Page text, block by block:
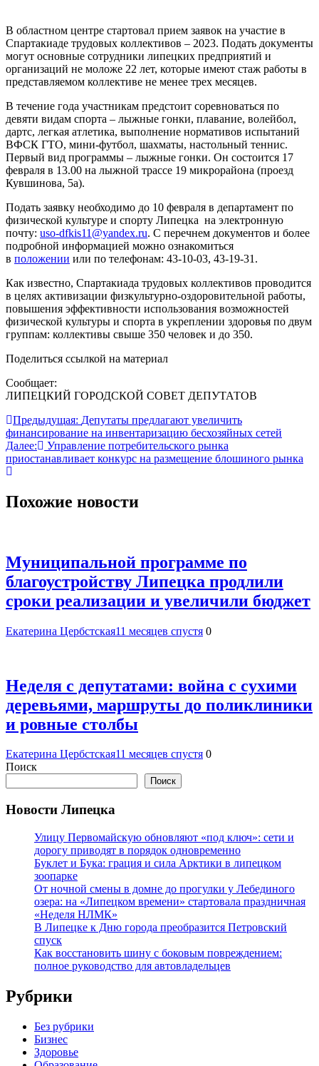
В областном центре стартовал прием заявок на участие в
Спартакиаде трудовых коллективов – 2023. Подать документы
могут основные сотрудники липецких предприятий и
организаций не моложе 22 лет, которые имеют стаж работы в
представляемом коллективе не менее трех месяцев.
В течение года участникам предстоит соревноваться по
девяти видам спорта – лыжные гонки, плавание, волейбол,
дартс, легкая атлетика, выполнение нормативов испытаний
ВФСК ГТО, мини-футбол, шахматы, настольный теннис.
Первый вид программы – лыжные гонки. Он состоится 17
февраля в 13.00 на лыжной трассе 19 микрорайона (проезд
Кувшинова, 5а).
Подать заявку необходимо до 10 февраля в департамент по
физической культуре и спорту Липецка на электронную
почту: uso-dfkis11@yandex.ru. С перечнем документов и более
подробной информацией можно ознакомиться
в положении или по телефонам: 43-10-03, 43-19-31.
Как известно, Спартакиада трудовых коллективов проводится
в целях активизации физкультурно-оздоровительной работы,
повышения эффективности использования возможностей
физической культуры и спорта в укреплении здоровья по двум
группам: коллективы свыше 350 человек и до 350.
Поделиться ссылкой на материал
Сообщает:
ЛИПЕЦКИЙ ГОРОДСКОЙ СОВЕТ ДЕПУТАТОВ
Навигация
по
записям
Предыдущая: Депутаты предлагают увеличить
финансирование на инвентаризацию бесхозяйных сетей
Далее:
Управление потребительского рынка
приостанавливает конкурс на размещение блошиного рынка
Похожие новости
Муниципальной программе по
благоустройству Липецка продлили
сроки реализации и увеличили бюджет
Екатерина Цербстская11 месяцев спустя 0
Неделя с депутатами: война с сухими
деревьями, маршруты до поликлиники
и ровные столбы
Екатерина Цербстская11 месяцев спустя 0
Поиск
Поиск
Новости Липецка
Улицу Первомайскую обновляют «под ключ»: сети и
дорогу приводят в порядок одновременно
Буклет и Бука: грация и сила Арктики в липецком
зоопарке
От ночной смены в домне до прогулки у Лебединого
озера: на «Липецком времени» стартовала праздничная
«Неделя НЛМК»
В Липецке к Дню города преобразится Петровский
спуск
Как восстановить шину с боковым повреждением:
полное руководство для автовладельцев
Рубрики
Без рубрики
Бизнес
Здоровье